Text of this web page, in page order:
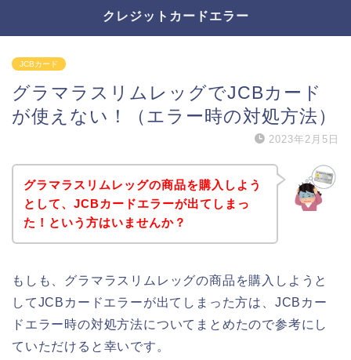
クレジットカードエラー
JCBカード
グラマラスリムレッグでJCBカード
が使えない！（エラー時の対処方法）
2023年2月5日
グラマラスリムレッグの商品を購入しよう
として、JCBカードエラーが出てしまっ
た！という方はいませんか？
もしも、グラマラスリムレッグの商品を購入しようと
してJCBカードエラーが出てしまった方は、JCBカー
ドエラー時の対処方法についてまとめたので参考にし
ていただけると幸いです。